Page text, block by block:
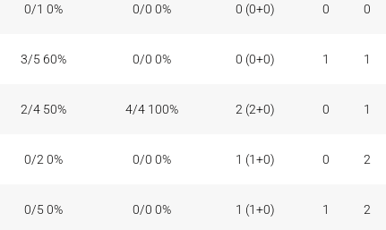
0/1 0% 0/0 0% 0 (0+0) 0 0
3/5 60% 0/0 0% 0 (0+0) 1 1
2/4 50% 4/4 100% 2 (2+0) 0 1
0/2 0% 0/0 0% 1 (1+0) 0 2
0/5 0% 0/0 0% 1 (1+0) 1 2